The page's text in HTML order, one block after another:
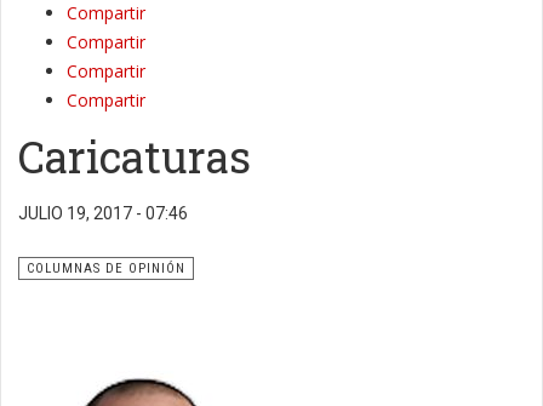
Compartir
Compartir
Compartir
Compartir
Caricaturas
JULIO 19, 2017 - 07:46
COLUMNAS DE OPINIÓN